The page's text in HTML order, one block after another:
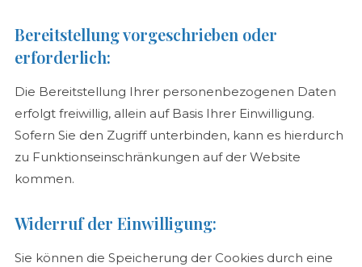
Bereitstellung vorgeschrieben oder
erforderlich:
Die Bereitstellung Ihrer personenbezogenen Daten
erfolgt freiwillig, allein auf Basis Ihrer Einwilligung.
Sofern Sie den Zugriff unterbinden, kann es hierdurch
zu Funktionseinschränkungen auf der Website
kommen.
Widerruf der Einwilligung:
Sie können die Speicherung der Cookies durch eine